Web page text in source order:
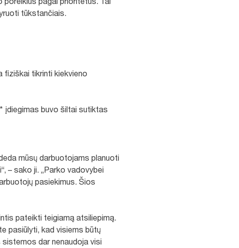
tūkstančiais.
fiziškai tikrinti kiekvieno
įdiegimas buvo šiltai sutiktas
mūsų darbuotojams planuoti
– sako ji. „Parko vadovybei
pasiekimus. Šios
pateikti teigiamą atsiliepimą.
pasiūlyti, kad visiems būtų
dar nenaudoja visi